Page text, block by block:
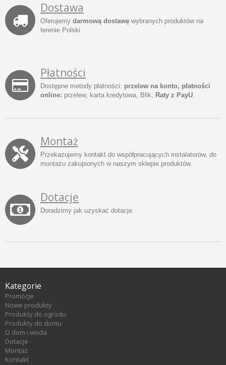
Dostawa
Oferujemy darmową dostawę wybranych produktów na
terenie Polski.
Płatności
Dostępne metody płatności: przelew na konto, płatności
online: przelew, karta kredytowa, Blik, Raty z PayU.
Montaż
Przekazujemy kontakt do współpracujących instalatorów, do
montażu zakupionych w naszym sklepie produktów.
Dotacje
Doradzimy jak uzyskać dotacje.
Kategorie
Promocje
Nowe produkty
Produkty do ogrodu
Produkty do domu
O dom i woda
Dotacje
Montaż
Kontakt